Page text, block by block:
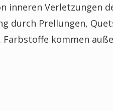
inneren Verletzungen
durch Prellungen,
kommen